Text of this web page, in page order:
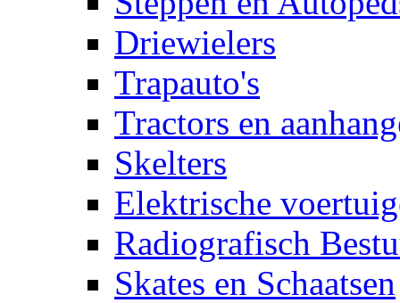
Driewielers
Trapauto's
Tractors en
Skelters
Elektrische
Radiografisch
Skates en Schaatsen